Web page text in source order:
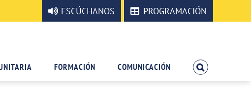
ESCÚCHANOS PROGRAMACIÓN
FORMACIÓN COMUNICACIÓN